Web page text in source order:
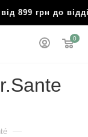
899 грн до
0
—